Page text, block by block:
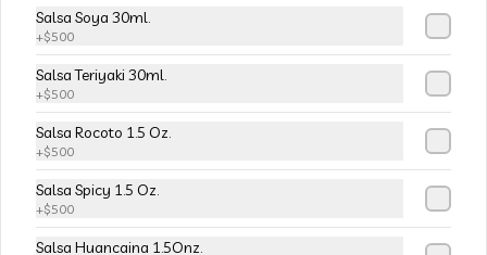
$5.490$6.490
115-Vivian Rolls
Palta, champiñon furay, cebollín,
salsa teriyaki, cubierto de mix de papas
nativas
Salsa Soya 30ml.
+$500
Salsa Teriyaki 30ml.
+$500
Salsa Rocoto 1.5 Oz.
+$500
Salsa Spicy 1.5 Oz.
+$500
Salsa Huancaina 1.5Onz.